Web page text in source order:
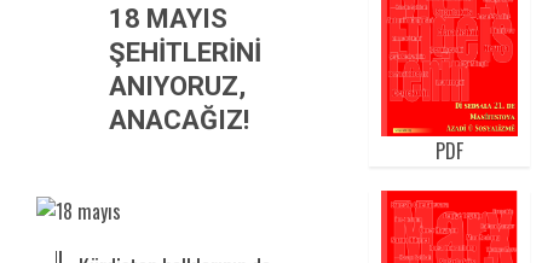
18 MAYIS
ŞEHİTLERİNİ
ANIYORUZ,
ANACAĞIZ!
PDF